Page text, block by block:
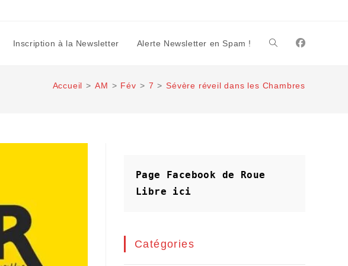
Inscription à la Newsletter Alerte Newsletter en Spam ! Toggle
website
Accueil > AM > Fév > 7 > Sévère réveil dans les Chambres
Page Facebook de Roue
Libre
ici
Catégories